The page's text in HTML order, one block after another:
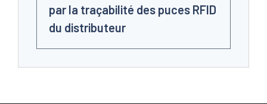
par la traçabilité des puces RFID
du distributeur